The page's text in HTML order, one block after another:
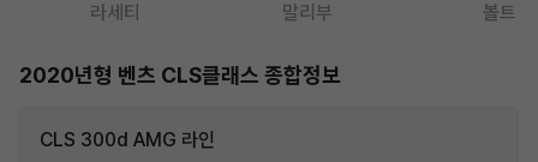
라세티 말리부 볼트
2020년형 벤츠 CLS클래스 종합정보
CLS 300d AMG 라인